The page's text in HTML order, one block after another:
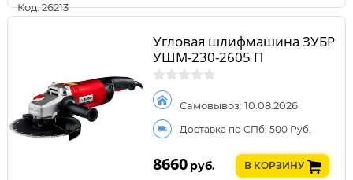
Код: 26213
Угловая шлифмашина ЗУБР
УШМ-230-2605 П
Самовывоз: 10.08.2026
Доставка по СПб: 500 Руб.
8660 руб. В КОРЗИНУ